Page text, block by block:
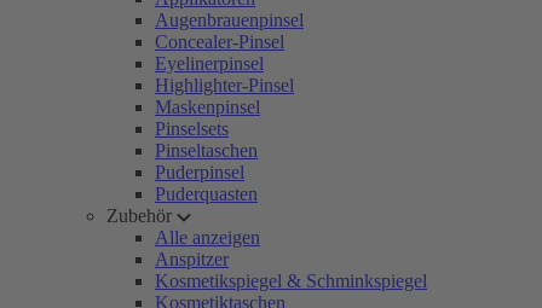
Augenbrauenpinsel
Concealer-Pinsel
Eyelinerpinsel
Highlighter-Pinsel
Maskenpinsel
Pinselsets
Pinseltaschen
Puderpinsel
Puderquasten
Zubehör
Alle anzeigen
Anspitzer
Kosmetikspiegel & Schminkspiegel
Kosmetiktaschen